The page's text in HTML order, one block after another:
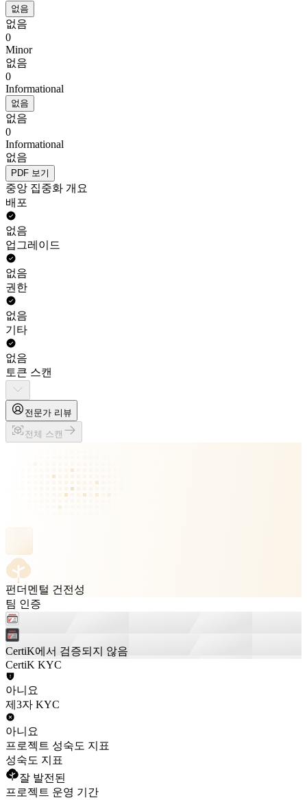
없음
없음
0
Minor
없음
0
Informational
없음
없음
0
Informational
없음
PDF 보기
중앙 집중화 개요
배포
없음
업그레이드
없음
권한
없음
기타
없음
토큰 스캔
전문가 리뷰
전체 스캔
펀더멘털 건전성
팀 인증
CertiK에서 검증되지 않음
CertiK KYC
아니요
제3자 KYC
아니요
프로젝트 성숙도 지표
성숙도 지표
잘 발전된
프로젝트 운영 기간